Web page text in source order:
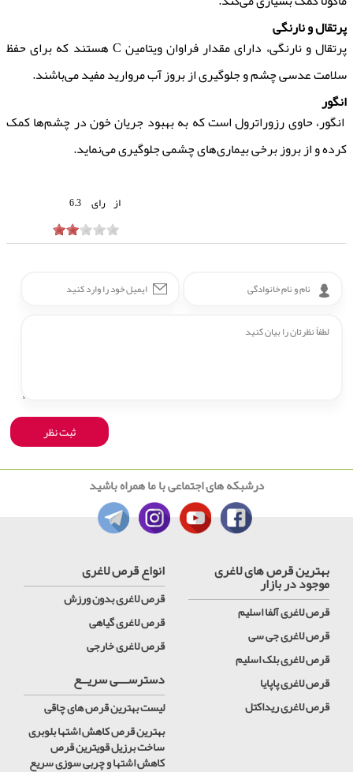
پرتقال و نارنگی
پرتقال و نارنگی، دارای مقدار فراوان ویتامین C هستند که برای حفظ
سلامت عدسی چشم و جلوگیری از بروز آب مروارید مفید می‌باشند.
انگور
انگور، حاوی رزوراترول است که به بهبود جریان خون در چشم‌ها کمک
کرده و از بروز برخی بیماری‌های چشمی جلوگیری می‌نماید.
از رای 6.3
درشبکه های اجتماعی با ما همراه باشید
بهترین قرص های لاغری
موجود در بازار
قرص لاغری آلفا اسلیم
قرص لاغری جی سی
قرص لاغری بلک اسلیم
قرص لاغری پاپایا
قرص لاغری ریداکتل
انواع قرص لاغری
قرص لاغری بدون ورزش
قرص لاغری گیاهی
قرص لاغری خارجی
دسترســـی سریــع
لیست بهترین قرص های چاقی
بهترین قرص کاهش اشتها بلوبری
ساخت برزیل قویترین قرص
کاهش اشتها و چربی سوزی سریع